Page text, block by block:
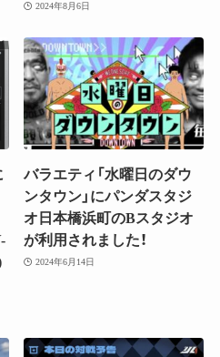
2024年8月6日
バラエティ「水曜日のダウ
ンタウン」にパンダスタジ
オ日本橋浜町のBスタジオ
が利用されました！
2024年6月14日